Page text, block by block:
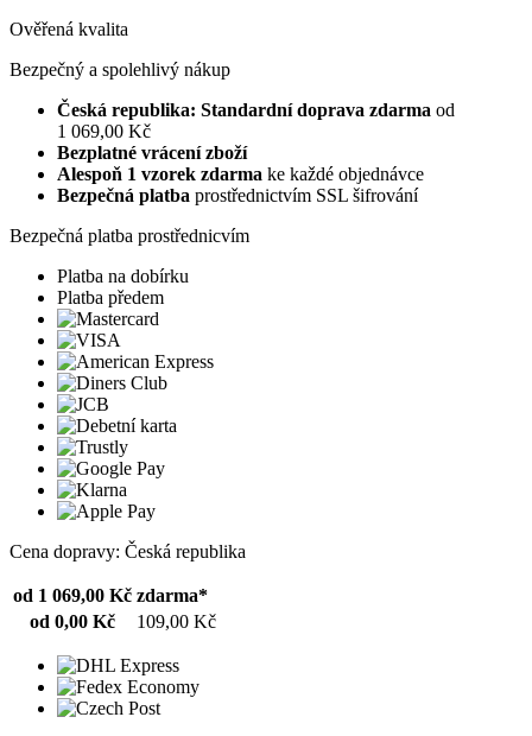
Ověřená kvalita
Bezpečný a spolehlivý nákup
Česká republika: Standardní doprava zdarma od
1 069,00 Kč
Bezplatné vrácení zboží
Alespoň 1 vzorek zdarma ke každé objednávce
Bezpečná platba prostřednictvím SSL šifrování
Bezpečná platba prostřednicvím
Platba na dobírku
Platba předem
Cena dopravy: Česká republika
od 1 069,00 Kč zdarma*
od 0,00 Kč
109,00 Kč